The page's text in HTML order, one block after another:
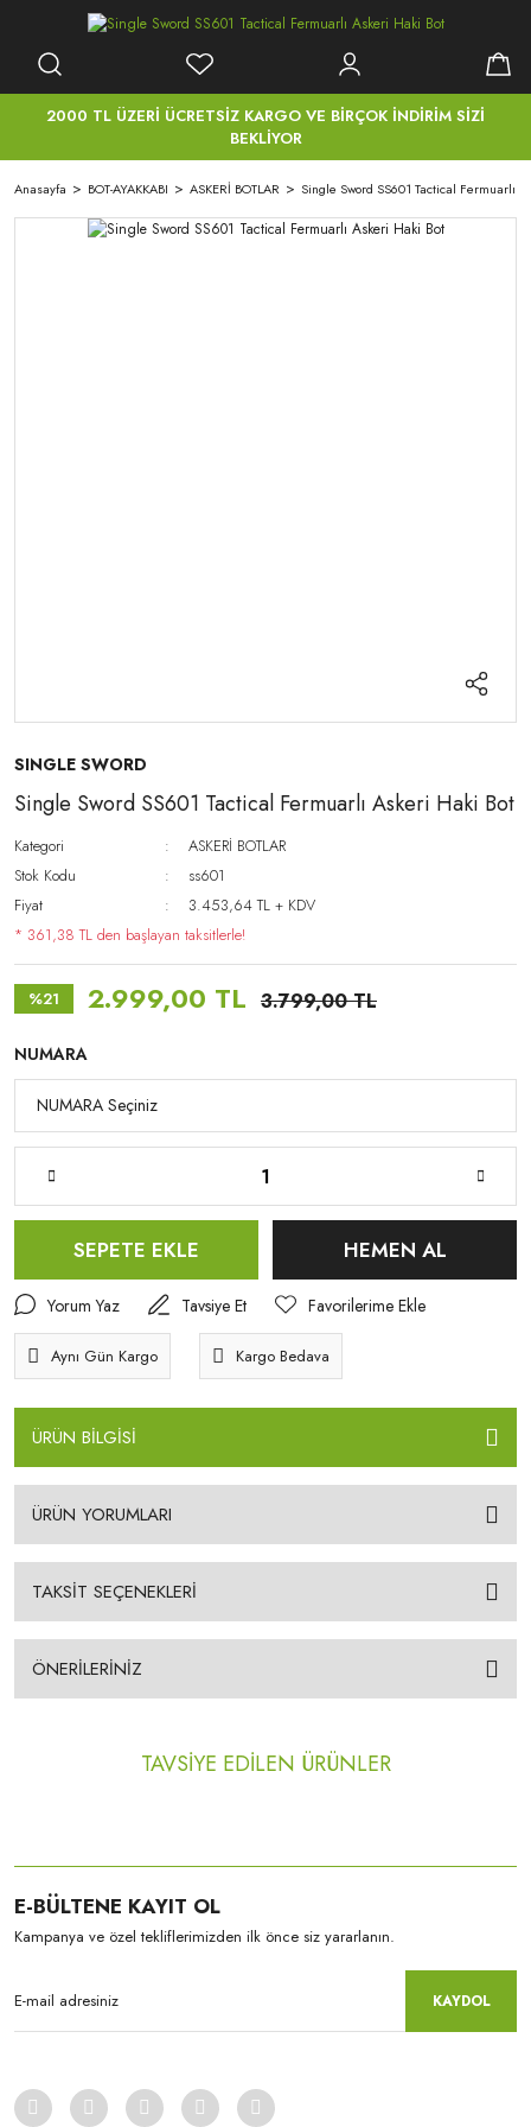
2000 TL ÜZERİ ÜCRETSİZ KARGO VE BİRÇOK İNDİRİM SİZİ
BEKLİYOR
Anasayfa BOT-AYAKKABI ASKERİ BOTLAR Single Sword SS601 Tactical Fermuarlı
SINGLE SWORD
Single Sword SS601 Tactical Fermuarlı Askeri Haki Bot
Kategori
ASKERİ BOTLAR
Stok Kodu
ss601
Fiyat
3.453,64 TL + KDV
* 361,38 TL den başlayan taksitlerle!
%21 2.999,00 TL 3.799,00 TL
NUMARA
SEPETE EKLE HEMEN AL
Yorum Yaz Tavsiye Et
Aynı Gün Kargo Kargo Bedava
ÜRÜN BİLGİSİ
ÜRÜN YORUMLARI
TAKSİT SEÇENEKLERİ
ÖNERİLERİNİZ
TAVSİYE EDİLEN ÜRÜNLER
E-BÜLTENE KAYIT OL
Kampanya ve özel tekliflerimizden ilk önce siz yararlanın.
KAYDOL